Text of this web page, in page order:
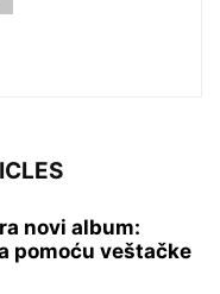
novi album:
pomoću veštačke